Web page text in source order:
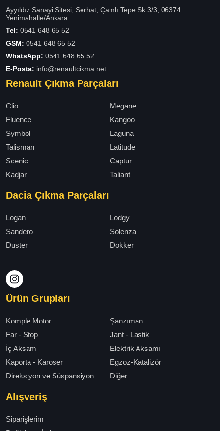
Ayyıldız Sanayi Sitesi, Serhat, Çamlı Tepe Sk 3/3, 06374
Yenimahalle/Ankara
Tel: 0541 648 65 52
GSM: 0541 648 65 52
WhatsApp: 0541 648 65 52
E-Posta: info@renaultcikma.net
Renault Çıkma Parçaları
Clio
Megane
Fluence
Kangoo
Symbol
Laguna
Talisman
Latitude
Scenic
Captur
Kadjar
Taliant
Dacia Çıkma Parçaları
Logan
Lodgy
Sandero
Solenza
Duster
Dokker
Ürün Grupları
Komple Motor
Şanzıman
Far - Stop
Jant - Lastik
İç Aksam
Elektrik Aksamı
Kaporta - Karoser
Egzoz-Katalizör
Direksiyon ve Süspansiyon
Diğer
Alışveriş
Siparişlerim